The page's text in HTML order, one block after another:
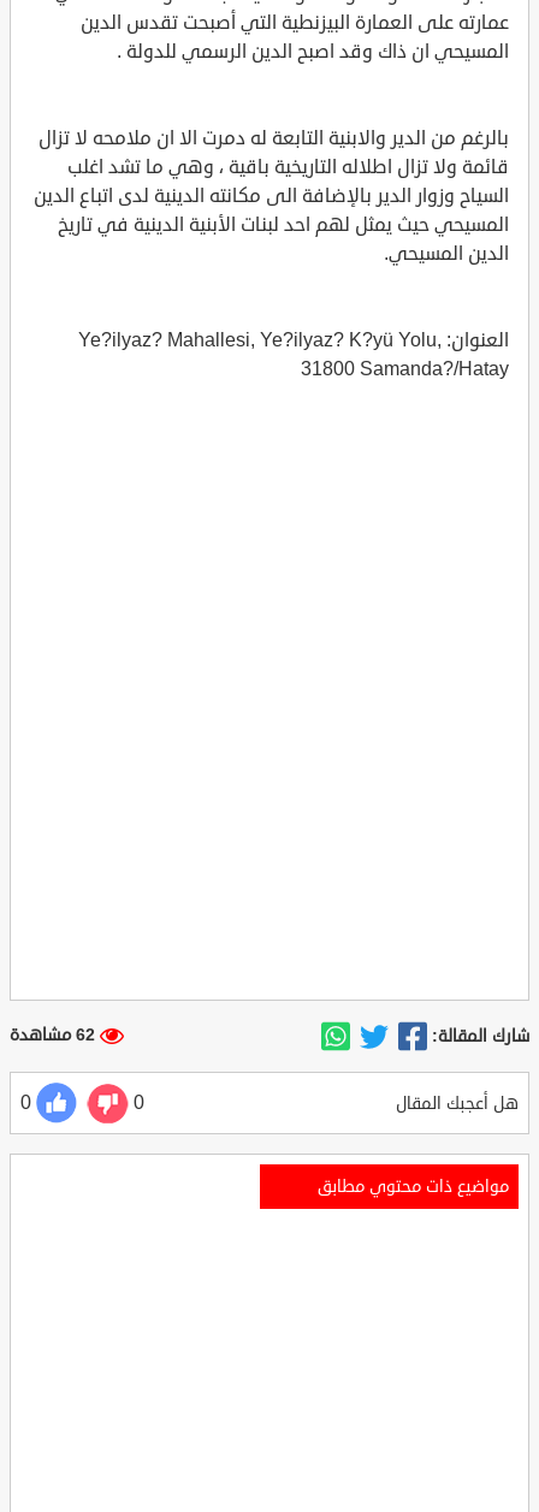
عمارته على العمارة البيزنطية التي أصبحت تقدس الدين
المسيحي ان ذاك وقد اصبح الدين الرسمي للدولة .
بالرغم من الدير والابنية التابعة له دمرت الا ان ملامحه لا تزال
قائمة ولا تزال اطلاله التاريخية باقية ، وهي ما تشد اغلب
السياح وزوار الدير بالإضافة الى مكانته الدينية لدى اتباع الدين
المسيحي حيث يمثل لهم احد لبنات الأبنية الدينية في تاريخ
الدين المسيحي.
العنوان: Ye?ilyaz? Mahallesi, Ye?ilyaz? K?yü Yolu,
31800 Samanda?/Hatay
شارك المقالة: 62 مشاهدة
هل أعجبك المقال 0
0
مواضيع ذات محتوي مطابق